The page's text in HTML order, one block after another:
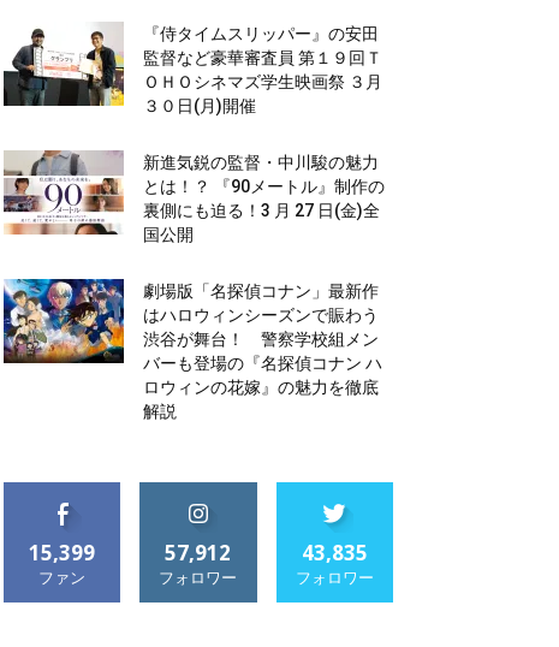
『侍タイムスリッパー』の安田
監督など豪華審査員 第１９回Ｔ
ＯＨＯシネマズ学生映画祭 ３月
３０日(月)開催
新進気鋭の監督・中川駿の魅力
とは！？ 『90メートル』制作の
裏側にも迫る！3 月 27 日(金)全
国公開
劇場版「名探偵コナン」最新作
はハロウィンシーズンで賑わう
渋谷が舞台！ 警察学校組メン
バーも登場の『名探偵コナン ハ
ロウィンの花嫁』の魅力を徹底
解説
15,399
ファン
57,912
フォロワー
43,835
フォロワー